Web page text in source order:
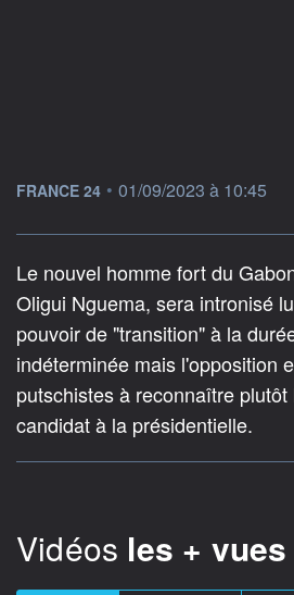
information fournie par
FRANCE 24 • 01/09/2023 à 10:45
Le nouvel homme fort du
Oligui Nguema, sera intronisé
pouvoir de "transition" à la
indéterminée mais l'opposition
putschistes à reconnaître
candidat à la présidentielle.
Vidéos les + vues